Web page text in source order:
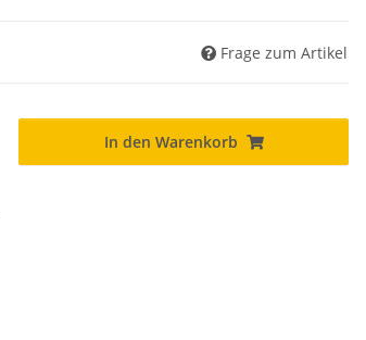
Frage zum Artikel
In den Warenkorb